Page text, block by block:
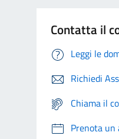
Contatta il
Leggi le
Richiedi
Chiama il
Prenota